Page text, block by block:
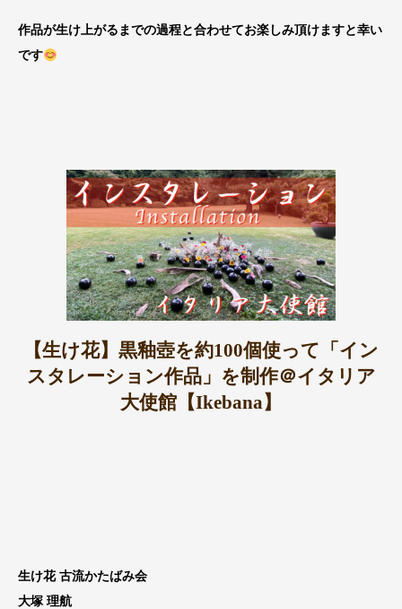
作品が生け上がるまでの過程と合わせてお楽しみ頂けますと幸い
です
【生け花】黒釉壺を約100個使って「イン
スタレーション作品」を制作＠イタリア
大使館【Ikebana】
生け花 古流かたばみ会
大塚 理航